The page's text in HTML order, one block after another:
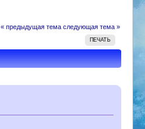
« предыдущая тема следующая тема »
ПЕЧАТЬ